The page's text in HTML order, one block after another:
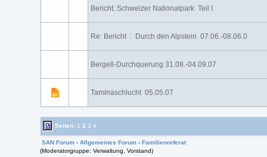
Bericht: Schweizer Nationalpark Teil I
Re: Bericht : Durch den Alpstein 07.06.-08.06.0
Bergell-Durchquerung 31.08.-04.09.07
Taminaschlucht 05.05.07
Seiten: 1 2 3 4
SAN Forum› Allgemeines Forum› Familienreferat
(Moderatorgruppe: Verwaltung, Vorstand)